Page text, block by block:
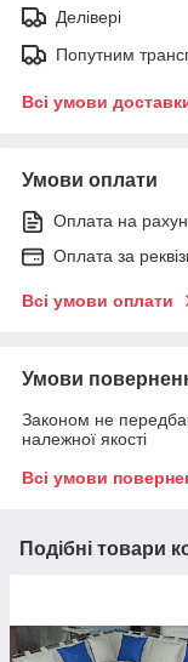
Делівері
Попутним
Всі умови
Умови оплати
Оплата на
Оплата за
Всі умови оплати
Умови
Законом не
належної якості
Всі умови
Подібні товари